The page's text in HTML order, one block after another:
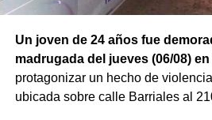
Un joven de 24 años fue
madrugada del jueves (06/08)
protagonizar un hecho de
ubicada sobre calle Barriales al